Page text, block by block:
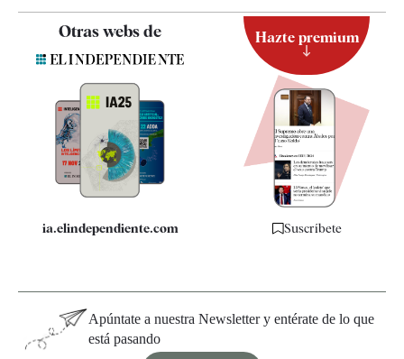
Contacto
Quiénes somos
Especificaciones
Otras webs de
ia.elindependiente.com
Hazte premium
Suscríbete
Apúntate a nuestra Newsletter y entérate de lo que
está pasando